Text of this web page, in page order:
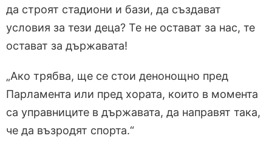
да строят стадиони и бази, да създават
условия за тези деца? Те не остават за нас, те
остават за държавата!
„Ако трябва, ще се стои денонощно пред
Парламента или пред хората, които в момента
са управниците в държавата, да направят така,
че да възродят спорта.“